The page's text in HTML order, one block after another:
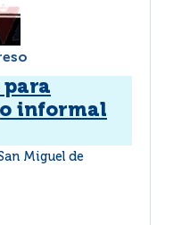
para
informal
Miguel de